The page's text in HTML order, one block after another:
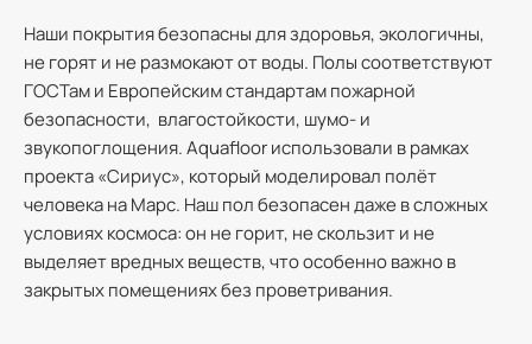
Наши покрытия безопасны для здоровья, экологичны,
не горят и не размокают от воды. Полы соответствуют
ГОСТам и Европейским стандартам пожарной
безопасности, влагостойкости, шумо- и
звукопоглощения. Aquafloor использовали в рамках
проекта «Сириус», который моделировал полёт
человека на Марс. Наш пол безопасен даже в сложных
условиях космоса: он не горит, не скользит и не
выделяет вредных веществ, что особенно важно в
закрытых помещениях без проветривания.